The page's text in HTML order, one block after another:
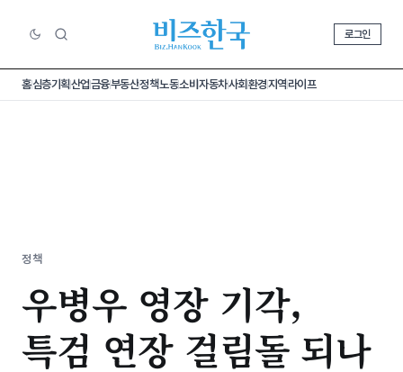
로그인
홈심층기획산업금융부동산정책노동소비 자동차사회환경지역라이프
정책
우병우 영장 기각,
특검 연장 걸림돌 되나